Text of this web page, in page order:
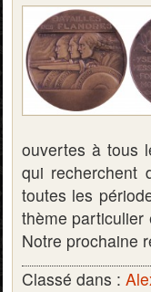
ouvertes à tous
qui recherchent
toutes les
thème particulier
Notre prochaine
Classé dans :